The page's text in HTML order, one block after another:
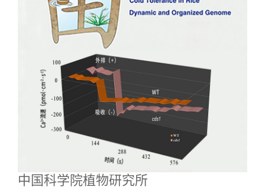
中国科学院植物研究所